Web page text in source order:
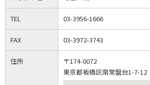
TEL 03-3956-1666
FAX 03-3972-3743
住所
〒174-0072
東京都板橋区南常盤台1-7-12